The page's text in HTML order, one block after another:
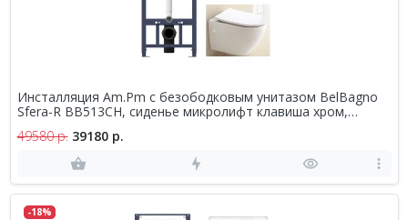
Инсталляция Am.Pm с безободковым унитазом BelBagno
Sfera-R BB513CH, сиденье микролифт клавиша хром,
49580 р. 39180 р.
-18%